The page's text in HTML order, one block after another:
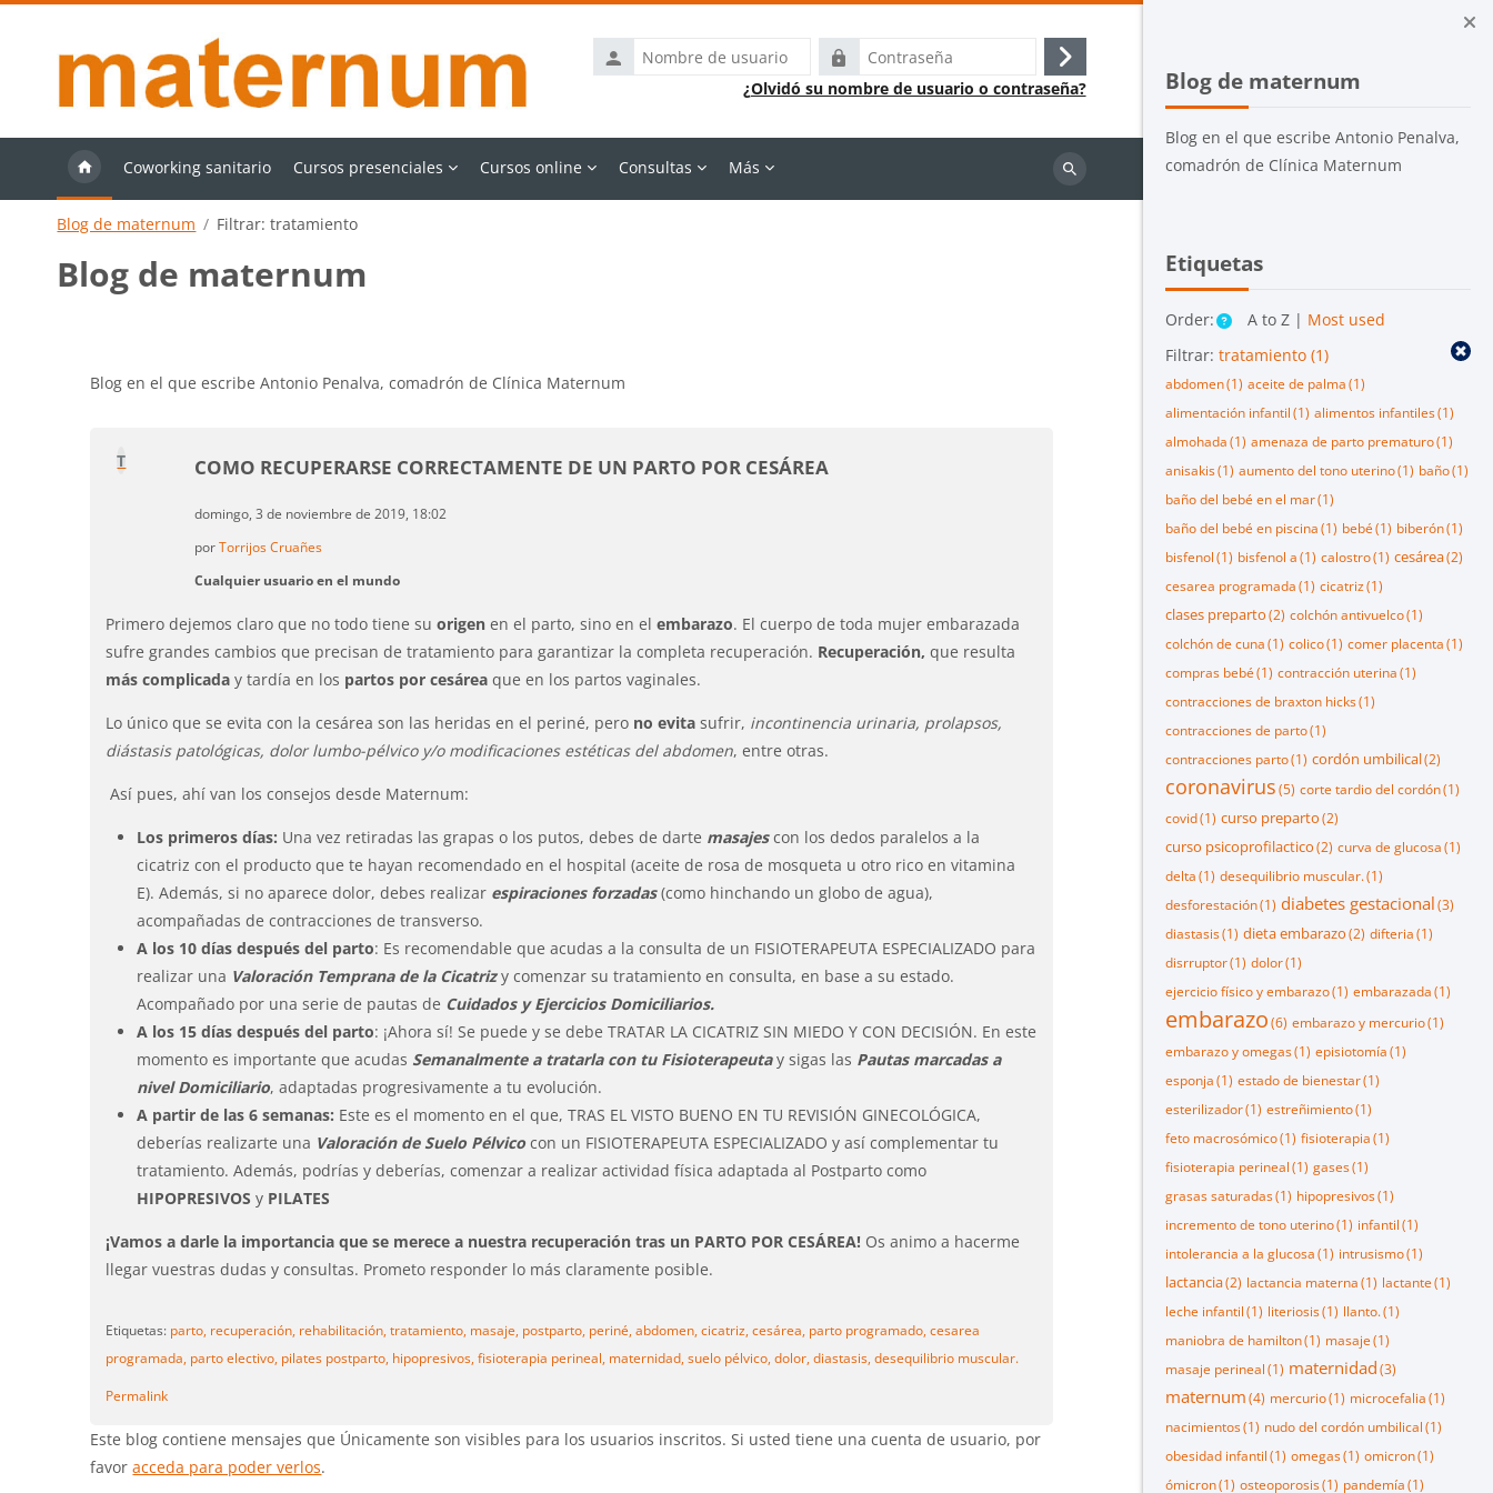
Bloques
Blog de maternum
Blog en el que escribe Antonio Penalva,
comadrón de Clínica Maternum
Etiquetas
Order: A to Z | Most used
Filtrar: tratamiento(1)
abdomen(1) aceite de palma(1)
alimentación infantil(1) alimentos infantiles(1)
almohada(1) amenaza de parto prematuro(1)
anisakis(1) aumento del tono uterino(1) baño(1)
baño del bebé en el mar(1)
baño del bebé en piscina(1) bebé(1) biberón(1)
bisfenol(1) bisfenol a(1) calostro(1) cesárea(2)
cesarea programada(1) cicatriz(1)
clases preparto(2) colchón antivuelco(1)
colchón de cuna(1) colico(1) comer placenta(1)
compras bebé(1) contracción uterina(1)
contracciones de braxton hicks(1)
contracciones de parto(1)
contracciones parto(1) cordón umbilical(2)
coronavirus(5) corte tardio del cordón(1)
covid(1) curso preparto(2)
curso psicoprofilactico(2) curva de glucosa(1)
delta(1) desequilibrio muscular.(1)
desforestación(1) diabetes gestacional(3)
diastasis(1) dieta embarazo(2) difteria(1)
disrruptor(1) dolor(1)
ejercicio físico y embarazo(1) embarazada(1)
embarazo(6) embarazo y mercurio(1)
embarazo y omegas(1) episiotomía(1)
esponja(1) estado de bienestar(1)
esterilizador(1) estreñimiento(1)
feto macrosómico(1) fisioterapia(1)
fisioterapia perineal(1) gases(1)
grasas saturadas(1) hipopresivos(1)
incremento de tono uterino(1) infantil(1)
intolerancia a la glucosa(1) intrusismo(1)
lactancia(2) lactancia materna(1) lactante(1)
leche infantil(1) literiosis(1) llanto.(1)
maniobra de hamilton(1) masaje(1)
masaje perineal(1) maternidad(3)
maternum(4) mercurio(1) microcefalia(1)
nacimientos(1) nudo del cordón umbilical(1)
obesidad infantil(1) omegas(1) omicron(1)
ómicron(1) osteoporosis(1) pandemía(1)
Nombre
de
Contraseña
Acceder
¿Olvidó su nombre de usuario o contraseña?
Coworking sanitario Cursos presenciales Cursos online Consultas Más
Buscar
Blog de maternum Filtrar: tratamiento
Blog de maternum
Blog en el que escribe Antonio Penalva, comadrón de Clínica Maternum
T COMO RECUPERARSE CORRECTAMENTE DE UN PARTO POR CESÁREA
domingo, 3 de noviembre de 2019, 18:02
porTorrijos Cruañes
Cualquier usuario en el mundo
Primero dejemos claro que no todo tiene su origen en el parto, sino en elembarazo. El cuerpo de toda mujer embarazada
sufre grandes cambios que precisan de tratamiento para garantizar la completa recuperación. Recuperación,que resulta
más complicada y tardía en los partos por cesárea que en los partos vaginales.
Lo único que se evita con la cesárea son las heridas en el periné, pero no evita sufrir, incontinencia urinaria, prolapsos,
diástasis patológicas, dolor lumbo-pélvico y/o modificaciones estéticas del abdomen, entre otras.
Así pues, ahí van los consejos desde Maternum:
Los primeros días: Una vez retiradas las grapas o los putos, debes de darte masajes con los dedos paralelos a la
cicatriz con el producto que te hayan recomendado en el hospital (aceite de rosa de mosqueta u otro rico en vitamina
E). Además, si no aparece dolor, debes realizar espiraciones forzadas(como hinchando un globo de agua),
acompañadas de contracciones de transverso.
A los 10 días después del parto: Es recomendable que acudas a la consulta de un FISIOTERAPEUTA ESPECIALIZADO para
realizar una Valoración Temprana de la Cicatrizy comenzar su tratamiento en consulta, en base a su estado.
Acompañado por una serie de pautas de Cuidados y Ejercicios Domiciliarios.
A los 15 días después del parto: ¡Ahora sí! Se puede y se debe TRATAR LA CICATRIZ SIN MIEDO Y CON DECISIÓN. En este
momento es importante que acudas Semanalmente a tratarla con tu Fisioterapeutay sigas las Pautas marcadas a
nivel Domiciliario, adaptadas progresivamente a tu evolución.
A partir de las 6 semanas: Este es el momento en el que, TRAS EL VISTO BUENO EN TU REVISIÓN GINECOLÓGICA,
deberías realizarte una Valoración de Suelo Pélvico con un FISIOTERAPEUTA ESPECIALIZADO y así complementar tu
tratamiento. Además, podrías y deberías, comenzar a realizar actividad física adaptada al Postparto como
HIPOPRESIVOS y PILATES
¡Vamos a darle la importancia que se merece a nuestra recuperación tras un PARTO POR CESÁREA! Os animo a hacerme
llegar vuestras dudas y consultas. Prometo responder lo más claramente posible.
Etiquetas: parto, recuperación, rehabilitación, tratamiento, masaje, postparto, periné, abdomen, cicatriz, cesárea, parto programado, cesarea
programada, parto electivo, pilates postparto, hipopresivos, fisioterapia perineal, maternidad, suelo pélvico, dolor, diastasis, desequilibrio muscular.
Permalink
Este blog contiene mensajes que Únicamente son visibles para los usuarios inscritos. Si usted tiene una cuenta de usuario, por
favoracceda para poder verlos.